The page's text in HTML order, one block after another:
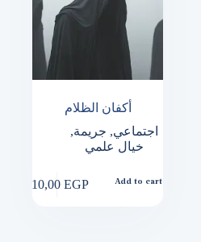
أكفان الظلام
اجتماعي, جريمة,
خيال علمي
210,00EGP Add to cart